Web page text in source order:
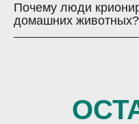
Почему люди
домашних животных?